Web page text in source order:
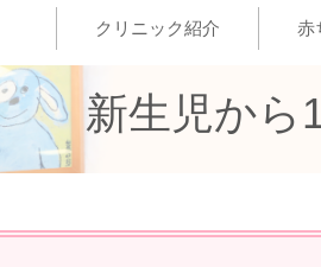
クリニック紹介 赤
新生児か